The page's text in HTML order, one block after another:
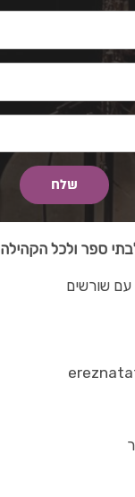
ספר ולכל הקהילה
עם שורשים